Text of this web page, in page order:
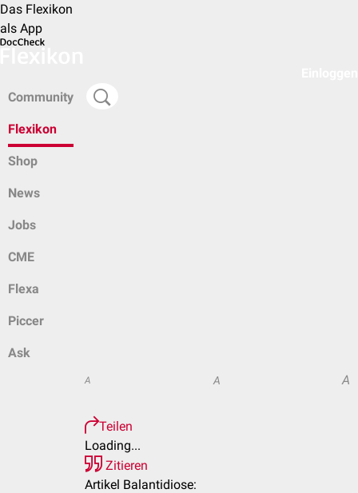
Das Flexikon
als App
Community
Flexikon
Shop
News
Jobs
CME
Flexa
Piccer
Ask
A A A
Teilen
Loading...
Zitieren
Artikel Balantidiose: